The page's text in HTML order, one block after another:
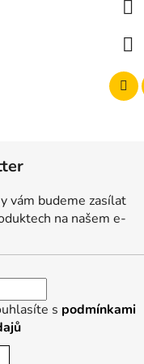
vám budeme zasílat
na našem e-
s podmínkami